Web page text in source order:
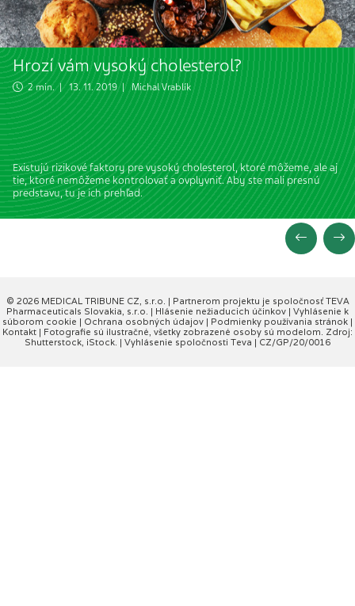
Hrozí vám vysoký cholesterol?
2 min. | 13. 11. 2019 |Michal Vrablík
Existujú rizikové faktory pre vysoký cholesterol, ktoré môžeme, ale aj
tie, ktoré nemôžeme kontrolovať a ovplyvniť. Aby ste mali presnú
predstavu, tu je ich prehľad.
© 2026 MEDICAL TRIBUNE CZ, s.r.o. | Partnerom projektu je spoločnosť TEVA
Pharmaceuticals Slovakia, s.r.o. | Hlásenie nežiaducich účinkov | Vyhlásenie k
súborom cookie | Ochrana osobných údajov | Podmienky používania stránok |
Kontakt | Fotografie sú ilustračné, všetky zobrazené osoby sú modelom. Zdroj:
Shutterstock, iStock. | Vyhlásenie spoločnosti Teva | CZ/GP/20/0016